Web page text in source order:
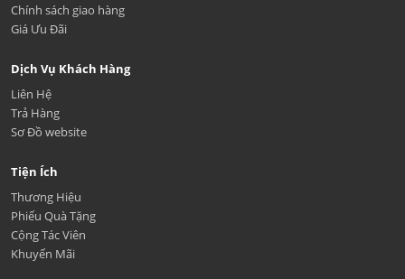
Chính sách giao hàng
Giá Ưu Đãi
Dịch Vụ Khách Hàng
Liên Hệ
Trả Hàng
Sơ Đồ website
Tiện Ích
Thương Hiệu
Phiếu Quà Tặng
Cộng Tác Viên
Khuyến Mãi